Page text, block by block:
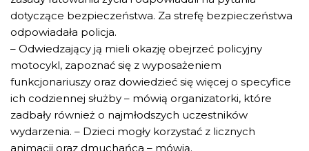
dotyczące bezpieczeństwa. Za strefę bezpieczeństwa
odpowiadała policja.
– Odwiedzający ją mieli okazję obejrzeć policyjny
motocykl, zapoznać się z wyposażeniem
funkcjonariuszy oraz dowiedzieć się więcej o specyfice
ich codziennej służby – mówią organizatorki, które
zadbały również o najmłodszych uczestników
wydarzenia. – Dzieci mogły korzystać z licznych
animacji oraz dmuchańca – mówią.